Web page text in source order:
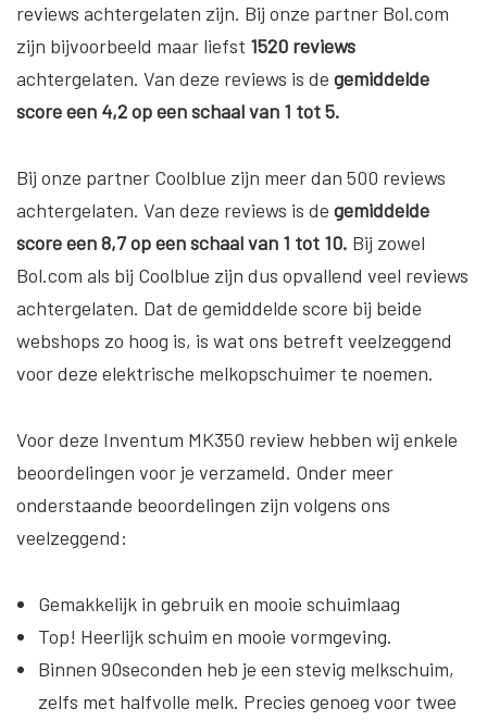
reviews achtergelaten zijn. Bij onze partner Bol.com
zijn bijvoorbeeld maar liefst 1520 reviews
achtergelaten. Van deze reviews is de gemiddelde
score een 4,2 op een schaal van 1 tot 5.
Bij onze partner Coolblue zijn meer dan 500 reviews
achtergelaten. Van deze reviews is de gemiddelde
score een 8,7 op een schaal van 1 tot 10. Bij zowel
Bol.com als bij Coolblue zijn dus opvallend veel reviews
achtergelaten. Dat de gemiddelde score bij beide
webshops zo hoog is, is wat ons betreft veelzeggend
voor deze elektrische melkopschuimer te noemen.
Voor deze Inventum MK350 review hebben wij enkele
beoordelingen voor je verzameld. Onder meer
onderstaande beoordelingen zijn volgens ons
veelzeggend:
Gemakkelijk in gebruik en mooie schuimlaag
Top! Heerlijk schuim en mooie vormgeving.
Binnen 90seconden heb je een stevig melkschuim,
zelfs met halfvolle melk. Precies genoeg voor twee